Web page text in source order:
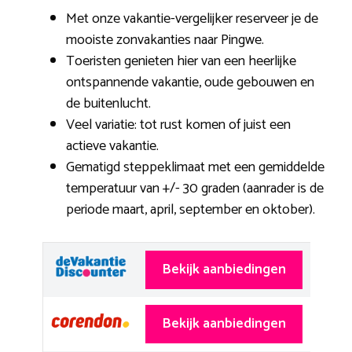
Met onze vakantie-vergelijker reserveer je de
mooiste zonvakanties naar Pingwe.
Toeristen genieten hier van een heerlijke
ontspannende vakantie, oude gebouwen en
de buitenlucht.
Veel variatie: tot rust komen of juist een
actieve vakantie.
Gematigd steppeklimaat met een gemiddelde
temperatuur van +/- 30 graden (aanrader is de
periode maart, april, september en oktober).
Bekijk aanbiedingen
Bekijk aanbiedingen